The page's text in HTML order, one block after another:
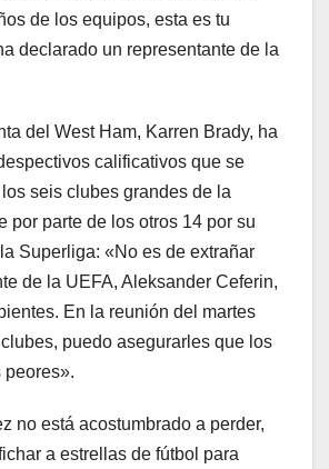
de los equipos, esta es tu
declarado un representante de la
del West Ham, Karren Brady, ha
calificativos que se
seis clubes grandes de la
por parte de los otros 14 por su
Superliga: «No es de extrañar
de la UEFA, Aleksander Ceferin,
En la reunión del martes
puedo asegurarles que los
peores».
no está acostumbrado a perder,
a estrellas de fútbol para